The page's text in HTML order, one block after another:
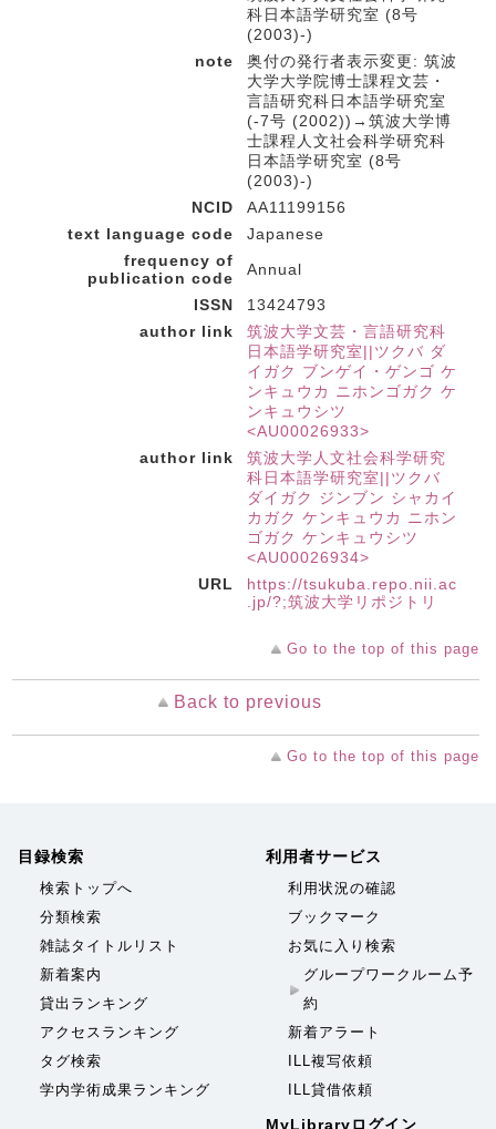
科日本語学研究室 (8号
(2003)-)
note
奥付の発行者表示変更: 筑波
大学大学院博士課程文芸・
言語研究科日本語学研究室
(-7号 (2002))→筑波大学博
士課程人文社会科学研究科
日本語学研究室 (8号
(2003)-)
NCID
AA11199156
text language code
Japanese
frequency of
publication code
Annual
ISSN
13424793
author link
筑波大学文芸・言語研究科
日本語学研究室||ツクバ ダ
イガク ブンゲイ・ゲンゴ ケ
ンキュウカ ニホンゴガク ケ
ンキュウシツ
<AU00026933>
author link
筑波大学人文社会科学研究
科日本語学研究室||ツクバ
ダイガク ジンブン シャカイ
カガク ケンキュウカ ニホン
ゴガク ケンキュウシツ
<AU00026934>
URL
https://tsukuba.repo.nii.ac
.jp/?;筑波大学リポジトリ
Go to the top of this page
Back to previous
Go to the top of this page
目録検索
検索トップへ
分類検索
雑誌タイトルリスト
新着案内
貸出ランキング
アクセスランキング
タグ検索
学内学術成果ランキング
利用者サービス
利用状況の確認
ブックマーク
お気に入り検索
グループワークルーム予
約
新着アラート
ILL複写依頼
ILL貸借依頼
MyLibraryログイン